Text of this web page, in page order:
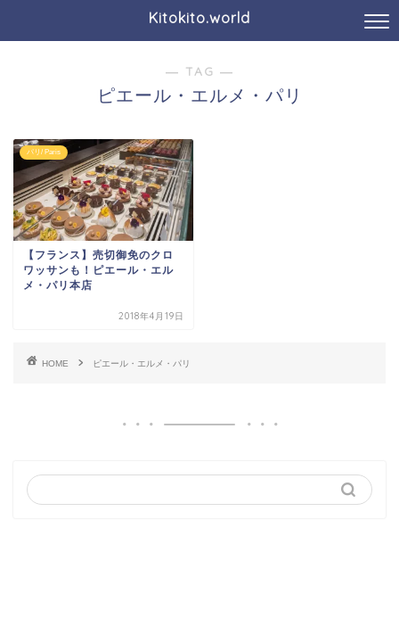
Kitokito.world
― TAG ―
ピエール・エルメ・パリ
パリ/ Paris
【フランス】売切御免のクロ
ワッサンも！ピエール・エル
メ・パリ本店
2018年4月19日
HOME ピエール・エルメ・パリ